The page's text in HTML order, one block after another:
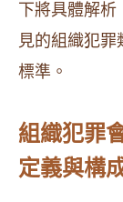
下將具體解
見的組織犯罪
標準。
組織犯罪
定義與構